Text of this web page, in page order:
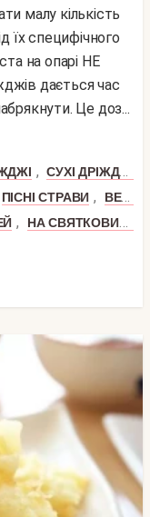
малу кількість
їх специфічного
на опарі НЕ
дається час
Це доз...
, СУХІ ДРІЖДЖІ
ПІСНІ СТРАВИ ,
ВЕГАНСЬКІ СТРАВИ
,
НА СВЯТКОВИЙ СТІЛ